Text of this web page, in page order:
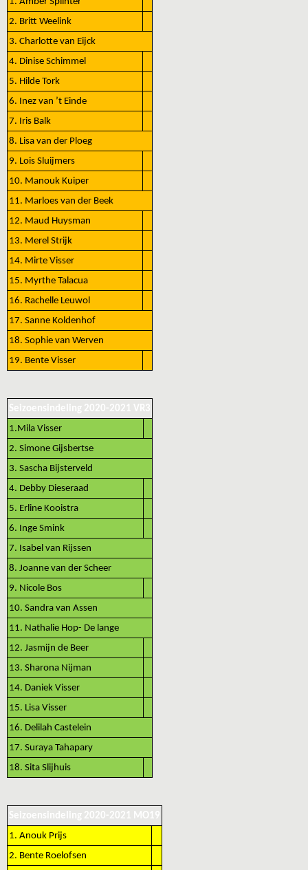
2. Britt Weelink
3. Charlotte van Eijck
4. Dinise Schimmel
5. Hilde Tork
6. Inez van ’t Einde
7. Iris Balk
8. Lisa van der Ploeg
9. Lois Sluijmers
10. Manouk Kuiper
11. Marloes van der Beek
12. Maud Huysman
13. Merel Strijk
14. Mirte Visser
15. Myrthe Talacua
16. Rachelle Leuwol
17. Sanne Koldenhof
18. Sophie van Werven
19. Bente Visser
Seizoensindeling 2020-2021 VR3
1.Mila Visser
2. Simone Gijsbertse
3. Sascha Bijsterveld
4. Debby Dieseraad
5. Erline Kooistra
6. Inge Smink
7. Isabel van Rijssen
8. Joanne van der Scheer
9. Nicole Bos
10. Sandra van Assen
11. Nathalie Hop- De lange
12. Jasmijn de Beer
13. Sharona Nijman
14. Daniek Visser
15. Lisa Visser
16. Delilah Castelein
17. Suraya Tahapary
18. Sita Slijhuis
Seizoensindeling 2020-2021 MO19
1. Anouk Prijs
2. Bente Roelofsen